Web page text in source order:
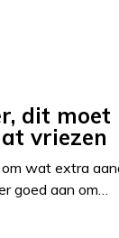
dit moet
vriezen
wat extra
goed aan om…